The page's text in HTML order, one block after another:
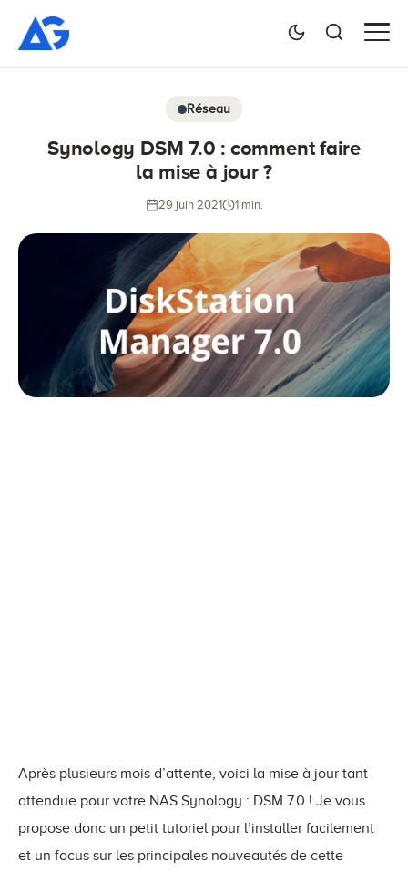
Réseau
Synology DSM 7.0 : comment faire
la mise à jour ?
29 juin 2021 1 min.
Après plusieurs mois d’attente, voici la mise à jour tant
attendue pour votre NAS Synology : DSM 7.0 ! Je vous
propose donc un petit tutoriel pour l’installer facilement
et un focus sur les principales nouveautés de cette